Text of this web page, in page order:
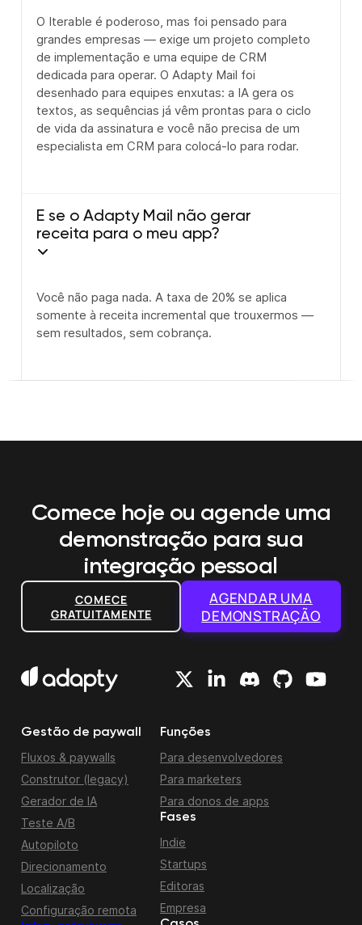
O Iterable é poderoso, mas foi pensado para
grandes empresas — exige um projeto completo
de implementação e uma equipe de CRM
dedicada para operar. O Adapty Mail foi
desenhado para equipes enxutas: a IA gera os
textos, as sequências já vêm prontas para o ciclo
de vida da assinatura e você não precisa de um
especialista em CRM para colocá-lo para rodar.
E se o Adapty Mail não gerar
receita para o meu app?
Você não paga nada. A taxa de 20% se aplica
somente à receita incremental que trouxermos —
sem resultados, sem cobrança.
Comece hoje ou agende uma
demonstração para sua
integração pessoal
COMECE
GRATUITAMENTE
AGENDAR UMA
DEMONSTRAÇÃO
Gestão de paywall
Fluxos & paywalls
Construtor (legacy)
Gerador de IA
Teste A/B
Autopiloto
Direcionamento
Localização
Configuração remota
Funções
Para desenvolvedores
Para marketers
Para donos de apps
Fases
Indie
Startups
Editoras
Empresa